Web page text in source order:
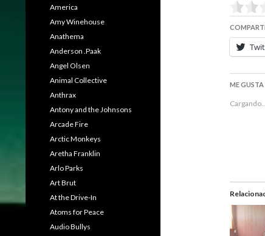
ME GUSTA
America
Amy Winehouse
Anathema
Anderson .Paak
Angel Olsen
Animal Collective
Anthrax
Antony and the Johnsons
Arcade Fire
Arctic Monkeys
Aretha Franklin
Arlo Parks
Art Brut
At the Drive-In
Atoms for Peace
Audio Bullys